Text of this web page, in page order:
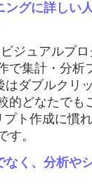
ングに詳しい
ジュアルプ
で集計・分析
はダブルクリ
的どなたでも
プト作成に慣
す。
なく、分析や